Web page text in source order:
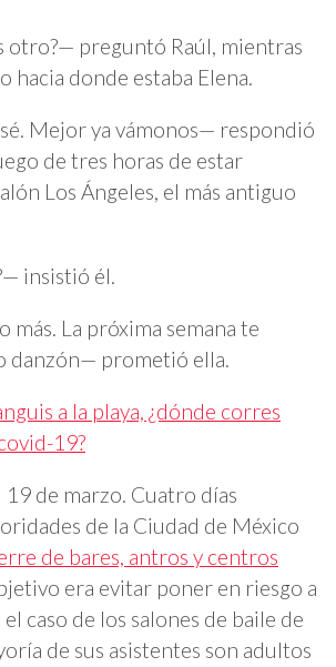
otro?— preguntó Raúl, mientras
hacia donde estaba Elena.
Mejor ya vámonos— respondió
de tres horas de estar
Los Ángeles, el más antiguo
insistió él.
más. La próxima semana te
danzón— prometió ella.
a la playa, ¿dónde corres
19?
19 de marzo. Cuatro días
de la Ciudad de México
de bares, antros y centros
era evitar poner en riesgo a
caso de los salones de baile de
de sus asistentes son adultos